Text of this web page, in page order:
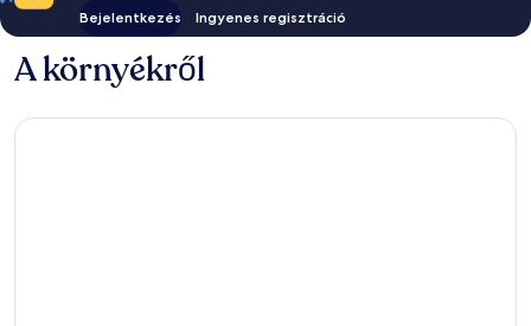
Bejelentkezés Ingyenes regisztráció
A környékről